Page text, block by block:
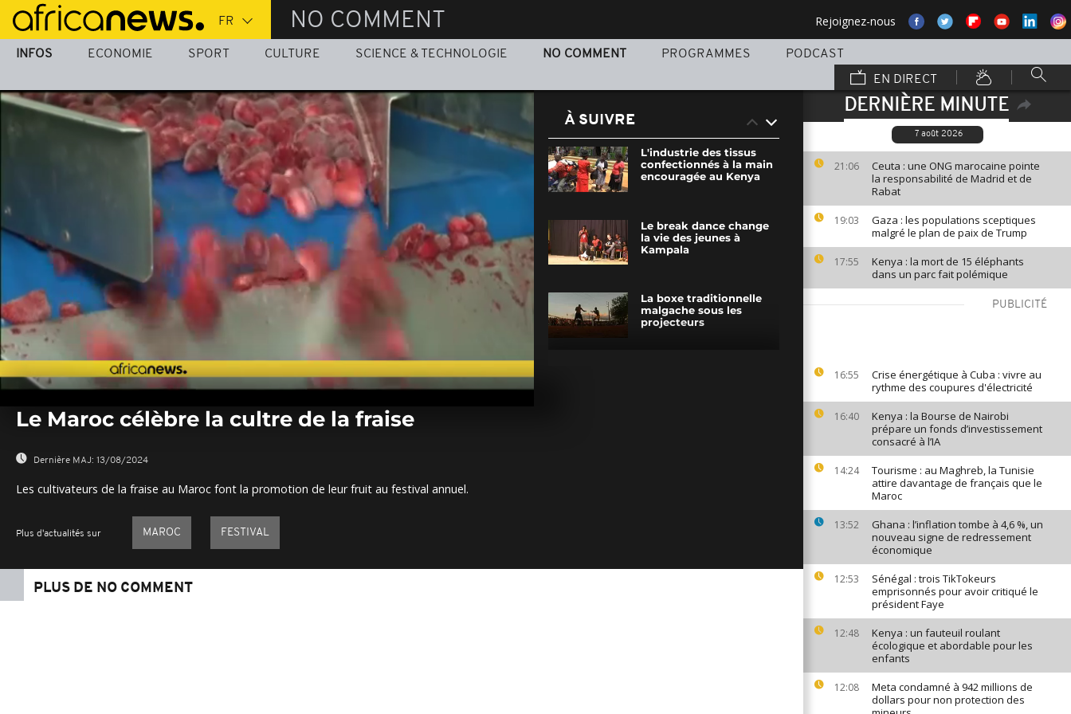
Passer
au
contenu
NO COMMENT Rejoignez-nous
INFOS ECONOMIE SPORT CULTURE SCIENCE & TECHNOLOGIE NO COMMENT PROGRAMMES
PODCAST
EN DIRECT
DERNIÈRE MINUTE
7 août 2026
21:06
Ceuta : une ONG marocaine pointe
la responsabilité de Madrid et de
Rabat
19:03
Gaza : les populations sceptiques
malgré le plan de paix de Trump
17:55
Kenya : la mort de 15 éléphants
dans un parc fait polémique
PUBLICITÉ
16:55
Crise énergétique à Cuba : vivre au
rythme des coupures d'électricité
16:40
Kenya : la Bourse de Nairobi
prépare un fonds d’investissement
consacré à l’IA
14:24
Tourisme : au Maghreb, la Tunisie
attire davantage de français que le
Maroc
13:52
Ghana : l’inflation tombe à 4,6 %, un
nouveau signe de redressement
économique
12:53
Sénégal : trois TikTokeurs
emprisonnés pour avoir critiqué le
président Faye
12:48
Kenya : un fauteuil roulant
écologique et abordable pour les
enfants
12:08
Meta condamné à 942 millions de
dollars pour non protection des
seconds
0%
Le Maroc célèbre la cultre de la fraise
Dernière MAJ: 13/08/2024
Les cultivateurs de la fraise au Maroc font la promotion de leur fruit au festival annuel.
Plus d'actualités sur MAROC FESTIVAL
À SUIVRE
L'industrie des tissus
confectionnés à la main
encouragée au Kenya
Le break dance change
la vie des jeunes à
Kampala
La boxe traditionnelle
malgache sous les
projecteurs
PLUS DE NO COMMENT